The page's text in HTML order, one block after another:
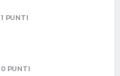
1 PUNTI
0 PUNTI